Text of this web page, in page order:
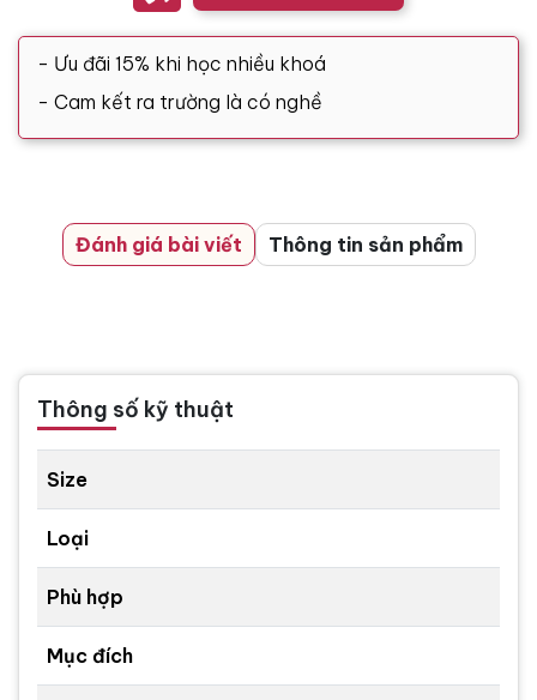
- Ưu đãi 15% khi học nhiều khoá
- Cam kết ra trường là có nghề
Đánh giá bài viết Thông tin sản phẩm
Thông số kỹ thuật
Size
Loại
Phù hợp
Mục đích